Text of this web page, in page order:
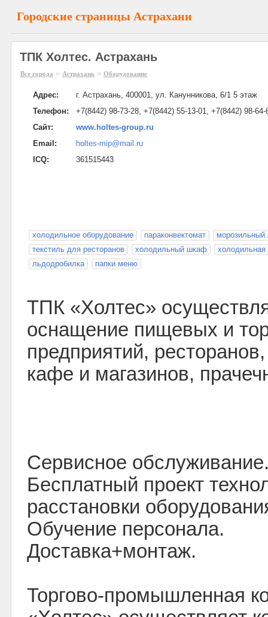
Городские страницы Астрахани
ТПК Холтес. Астрахань
Все города » Астрахань » Оборудование
Адрес:
г. Астрахань, 400001, ул. Канунникова, 6/1 5 этаж
Телефон:
+7(8442) 98-73-28, +7(8442) 55-13-01, +7(8442) 98-
Сайт:
www.holtes-group.ru
Email:
holtes-mip@mail.ru
ICQ:
361515443
холодильное оборудование параконвектомат
морозильный
текстиль для ресторанов
холодильный шкаф
холодильная
льдодробилка
папки меню
ТПК «Холтес»
оснащение пищевых и
предприятий,
кафе и магазинов,
Сервисное
Бесплатный проект
расстановки
Обучение персонала.
Доставка+монтаж.
Торгово-промышленная